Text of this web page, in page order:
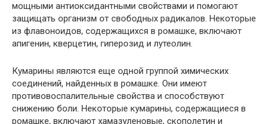
мощными антиоксидантными свойствами и помогают
защищать организм от свободных радикалов. Некоторые
из флавоноидов, содержащихся в ромашке, включают
апигенин, кверцетин, гиперозид и лутеолин.
Кумарины являются еще одной группой химических
соединений, найденных в ромашке. Они имеют
противовоспалительные свойства и способствуют
снижению боли. Некоторые кумарины, содержащиеся в
ромашке, включают хамазуленовые, скополетин и